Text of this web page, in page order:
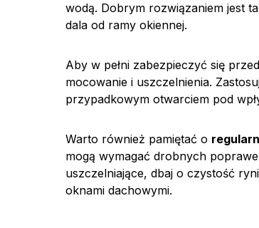
wodą. Dobrym rozwiązaniem jest
dala od ramy okiennej.
Aby w pełni zabezpieczyć się
mocowanie i uszczelnienia.
przypadkowym otwarciem pod
Warto również pamiętać o
mogą wymagać drobnych
uszczelniające, dbaj o czystość
oknami dachowymi.